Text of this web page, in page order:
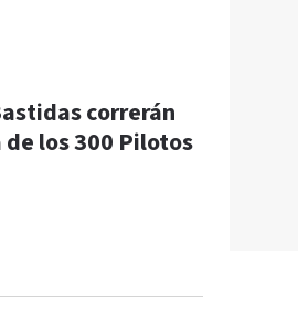
correrán
los 300 Pilotos